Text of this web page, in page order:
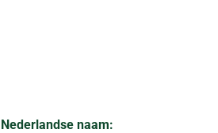
Nederlandse naam: